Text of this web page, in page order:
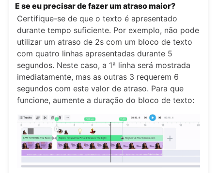
E se eu precisar de fazer um atraso maior?
Certifique-se de que o texto é apresentado
durante tempo suficiente. Por exemplo, não pode
utilizar um atraso de 2s com um bloco de texto
com quatro linhas apresentadas durante 5
segundos. Neste caso, a 1ª linha será mostrada
imediatamente, mas as outras 3 requerem 6
segundos com este valor de atraso. Para que
funcione, aumente a duração do bloco de texto: